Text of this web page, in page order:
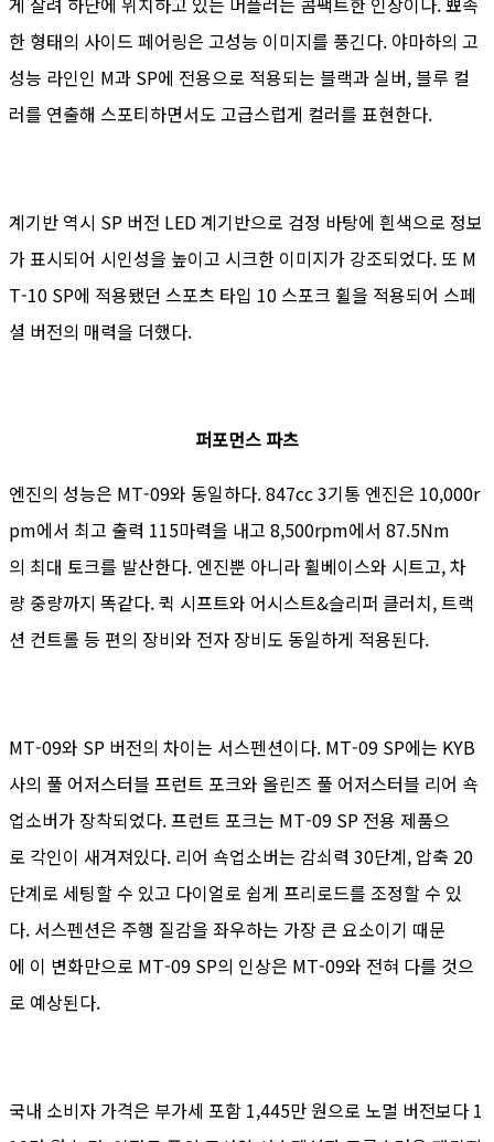
한 형태의 사이드 페어링은 고성능 이미지를 풍긴다. 야마하의 고
성능 라인인 M과 SP에 전용으로 적용되는 블랙과 실버, 블루 컬
러를 연출해 스포티하면서도 고급스럽게 컬러를 표현한다.
계기반 역시 SP 버전 LED 계기반으로 검정 바탕에 흰색으로 정보
가 표시되어 시인성을 높이고 시크한 이미지가 강조되었다. 또 M
T-10 SP에 적용됐던 스포츠 타입 10 스포크 휠을 적용되어 스페
셜 버전의 매력을 더했다.
퍼포먼스 파츠
엔진의 성능은 MT-09와 동일하다. 847cc 3기통 엔진은 10,000r
pm에서 최고 출력 115마력을 내고 8,500rpm에서 87.5Nm
의 최대 토크를 발산한다. 엔진뿐 아니라 휠베이스와 시트고, 차
량 중량까지 똑같다. 퀵 시프트와 어시스트&슬리퍼 클러치, 트랙
션 컨트롤 등 편의 장비와 전자 장비도 동일하게 적용된다.
MT-09와 SP 버전의 차이는 서스펜션이다. MT-09 SP에는 KYB
사의 풀 어저스터블 프런트 포크와 올린즈 풀 어저스터블 리어 쇽
업소버가 장착되었다. 프런트 포크는 MT-09 SP 전용 제품으
로 각인이 새겨져있다. 리어 쇽업소버는 감쇠력 30단계, 압축 20
단계로 세팅할 수 있고 다이얼로 쉽게 프리로드를 조정할 수 있
다. 서스펜션은 주행 질감을 좌우하는 가장 큰 요소이기 때문
에 이 변화만으로 MT-09 SP의 인상은 MT-09와 전혀 다를 것으
로 예상된다.
국내 소비자 가격은 부가세 포함 1,445만 원으로 노멀 버전보다 1